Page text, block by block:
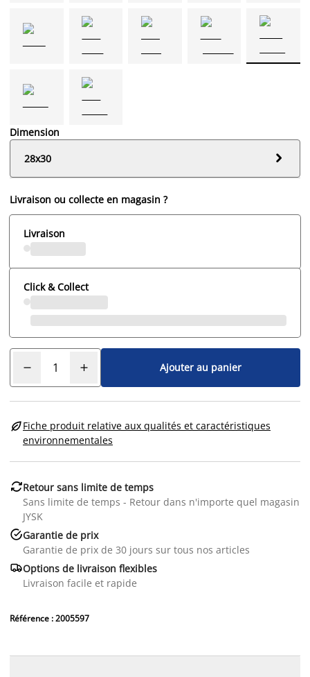
Dimension
28x30

Livraison ou collecte en magasin ?
Livraison
Click & Collect
Ajouter au panier
Fiche produit relative aux qualités et caractéristiques
environnementales
Retour sans limite de temps
Sans limite de temps - Retour dans n'importe quel magasin
JYSK
Garantie de prix
Garantie de prix de 30 jours sur tous nos articles
Options de livraison flexibles
Livraison facile et rapide
Référence : 2005597